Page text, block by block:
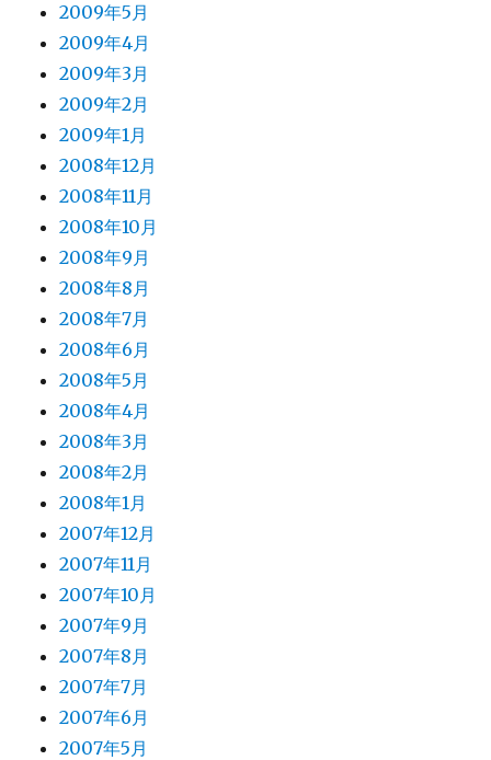
2009年5月
2009年4月
2009年3月
2009年2月
2009年1月
2008年12月
2008年11月
2008年10月
2008年9月
2008年8月
2008年7月
2008年6月
2008年5月
2008年4月
2008年3月
2008年2月
2008年1月
2007年12月
2007年11月
2007年10月
2007年9月
2007年8月
2007年7月
2007年6月
2007年5月